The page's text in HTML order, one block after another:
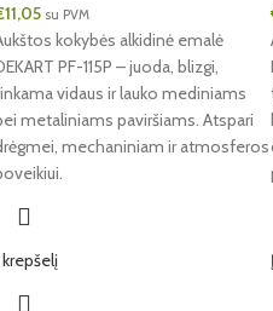
11,05 su PVM
kokybės alkidinė emalė
PF-115P – juoda, blizgi,
vidaus ir lauko mediniams
metaliniams paviršiams. Atspari
mechaniniam ir atmosferos